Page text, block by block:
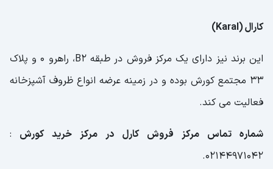
کارال (Karal)
این برند نیز دارای یک مرکز فروش در طبقه B2، راهرو 0 و پلاک
33 مجتمع کورش بوده و در زمینه عرضه انواع ظروف آشپزخانه
فعالیت می کند.
شماره تماس مرکز فروش کارل در مرکز خرید کورش :
02144971042.